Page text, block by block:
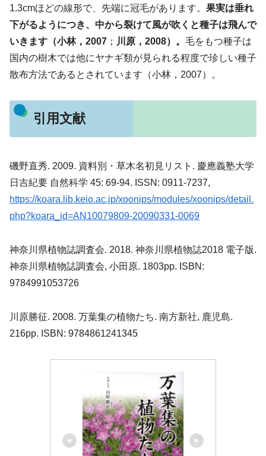
1.3cmほどの線形で、先端に冠毛があります。 果実は垂れ
下がるようにつき、中から裂けて風が吹くと種子は飛んで
いきます（小林，2007 ； 川原，2008）。 毛をもつ種子は
国内の樹木では他にヤナギ類が見られる程度で珍しい種子
散布方法であるとされています（小林，2007）。
引用文献
磯野直秀. 2009. 資料別・草木名初見リスト. 慶應義塾大学
日吉紀要 自然科学 45: 69-94. ISSN: 0911-7237,
https://koara.lib.keio.ac.jp/xoonips/modules/xoonips/detail.
php?koara_id=AN10079809-20090331-0069
神奈川県植物誌調査会. 2018. 神奈川県植物誌2018 電子版.
神奈川県植物誌調査会, 小田原. 1803pp. ISBN:
9784991053726
川原勝征. 2008. 万葉集の植物たち. 南方新社, 鹿児島.
216pp. ISBN: 9784861241345